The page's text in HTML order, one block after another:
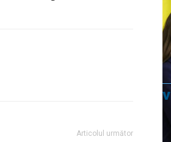
Articolul următor